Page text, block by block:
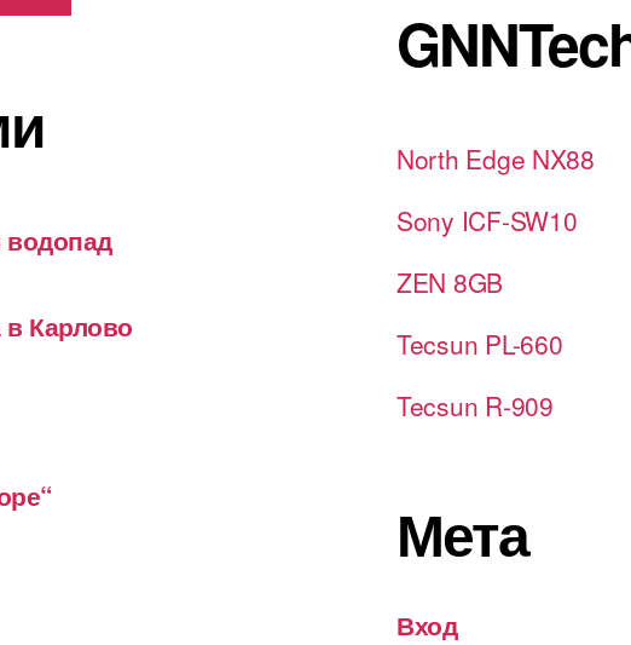
водопад
в Карлово
North Edge NX88
Sony ICF-SW10
ZEN 8GB
Tecsun PL-660
Tecsun R-909
Мета
Вход